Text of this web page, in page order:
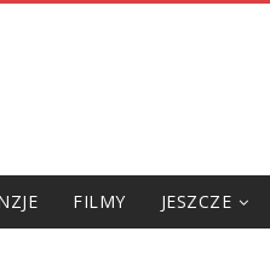
FILMY JESZCZE